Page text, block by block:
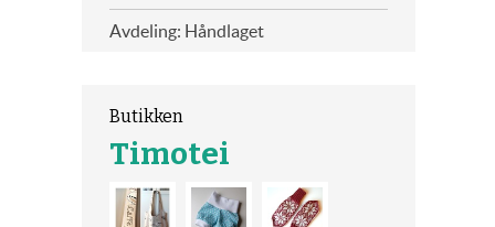
Avdeling: Håndlaget
Butikken
Timotei